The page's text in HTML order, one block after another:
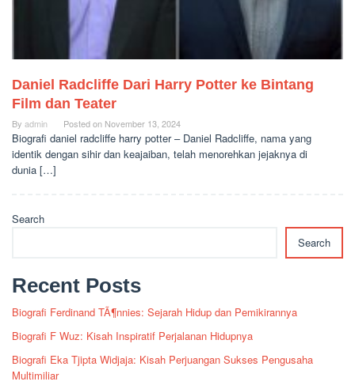
Daniel Radcliffe Dari Harry Potter ke Bintang
Film dan Teater
By admin Posted on November 13, 2024
Biografi daniel radcliffe harry potter – Daniel Radcliffe, nama yang
identik dengan sihir dan keajaiban, telah menorehkan jejaknya di
dunia […]
Search
Search
Recent Posts
Biografi Ferdinand TÃ¶nnies: Sejarah Hidup dan Pemikirannya
Biografi F Wuz: Kisah Inspiratif Perjalanan Hidupnya
Biografi Eka Tjipta Widjaja: Kisah Perjuangan Sukses Pengusaha
Multimiliar